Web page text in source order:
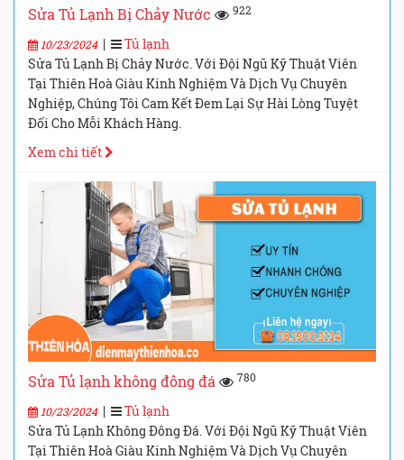
Sửa Tủ Lạnh Bị Chảy Nước 922
10/23/2024|
Tủ lạnh
Sửa Tủ Lạnh Bị Chảy Nước. Với Đội Ngũ Kỹ Thuật Viên
Tại Thiên Hoà Giàu Kinh Nghiệm Và Dịch Vụ Chuyên
Nghiệp, Chúng Tôi Cam Kết Đem Lại Sự Hài Lòng Tuyệt
Đối Cho Mỗi Khách Hàng.
Xem chi tiết
Sửa Tủ lạnh không đông đá 780
10/23/2024|
Tủ lạnh
Sửa Tủ Lạnh Không Đông Đá. Với Đội Ngũ Kỹ Thuật Viên
Tại Thiên Hoà Giàu Kinh Nghiệm Và Dịch Vụ Chuyên